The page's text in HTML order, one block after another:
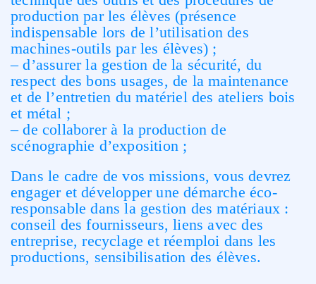
production par les élèves (présence
indispensable lors de l’utilisation des
machines-outils par les élèves) ;
– d’assurer la gestion de la sécurité, du
respect des bons usages, de la maintenance
et de l’entretien du matériel des ateliers bois
et métal ;
– de collaborer à la production de
scénographie d’exposition ;
Dans le cadre de vos missions, vous devrez
engager et développer une démarche éco-
responsable dans la gestion des matériaux :
conseil des fournisseurs, liens avec des
entreprise, recyclage et réemploi dans les
productions, sensibilisation des élèves.